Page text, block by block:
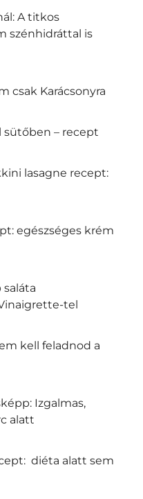
A titkos
szénhidráttal is
csak Karácsonyra
sütőben – recept
lasagne recept:
egészséges krém
saláta
tel
kell feladnod a
Izgalmas,
alatt
diéta alatt sem